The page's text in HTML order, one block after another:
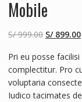
Mobile
S/999.00 S/899.00
Pri eu posse
complectitur. Pro
voluptaria
Iudico tacimates